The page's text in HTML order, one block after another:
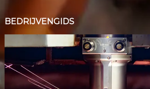
BEDRIJVENGIDS